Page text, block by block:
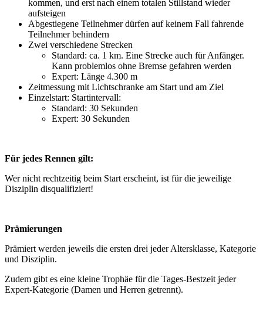
kommen, und erst nach einem totalen Stillstand wieder
aufsteigen
Abgestiegene Teilnehmer dürfen auf keinem Fall fahrende
Teilnehmer behindern
Zwei verschiedene Strecken
Standard: ca. 1 km. Eine Strecke auch für Anfänger.
Kann problemlos ohne Bremse gefahren werden
Expert: Länge 4.300 m
Zeitmessung mit Lichtschranke am Start und am Ziel
Einzelstart: Startintervall:
Standard: 30 Sekunden
Expert: 30 Sekunden
Für jedes Rennen gilt:
Wer nicht rechtzeitig beim Start erscheint, ist für die jeweilige
Disziplin disqualifiziert!
Prämierungen
Prämiert werden jeweils die ersten drei jeder Altersklasse, Kategorie
und Disziplin.
Zudem gibt es eine kleine Trophäe für die Tages-Bestzeit jeder
Expert-Kategorie (Damen und Herren getrennt).